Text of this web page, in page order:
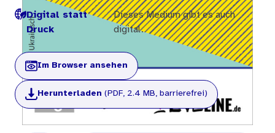
Digital statt
Druck
Dieses Medium gibt es auch
digital.
Im Browser ansehen
Herunterladen (PDF, 2.4 MB, barrierefrei)